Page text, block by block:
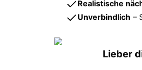
Realistische
Unverbindlich –
Lieber